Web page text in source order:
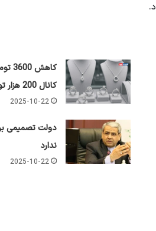
کانال 200 هزار تومانی را از دست داد
2025-10-22
دولت تصمیمی
ندارد
2025-10-22